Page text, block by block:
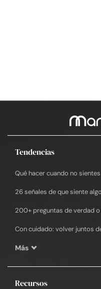
Tendencias
Qué hacer cuando no
26 señales de que siente
200+ preguntas de verdad
Con cuidado: volver juntos
Más
Recursos